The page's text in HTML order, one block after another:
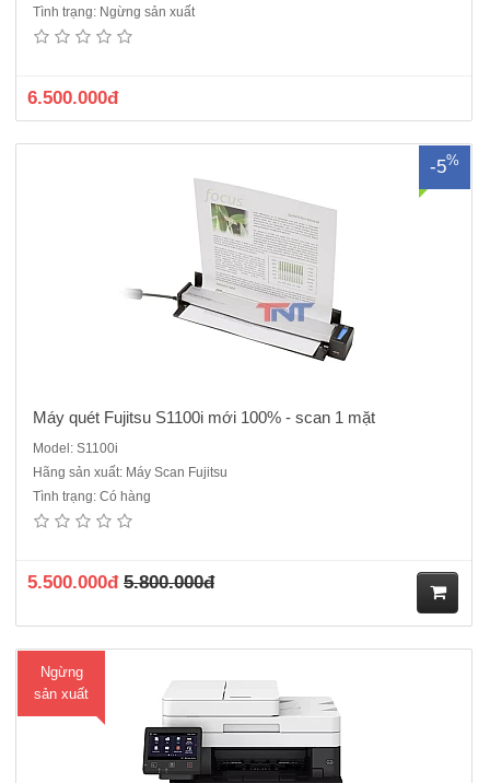
Tình trạng: Ngừng sản xuất
6.500.000đ
-5%
tay A4Tốc độ quét 7.5 giây/trangKhổ giấy: A4/5/6/,B5/6, Business card,
Post card , letter, legal....Hỗ trợ quét A3 qua Carier sheet.Kiểu quét:
Máy quét Fujitsu S1100i mới 100% - scan 1 mặt
Model: S1100i
Hãng sản xuất: Máy Scan Fujitsu
Tình trạng: Có hàng
5.500.000đ 5.800.000đ
Ngừng
sản xuất
Máy in Laser đa năng Canon MF455DW mới 100%Chức năng : In ,
Scan, Copy, FaxTốc độ in : 38 trang/ phút khổ A4 và 40 trang/ phút khổ